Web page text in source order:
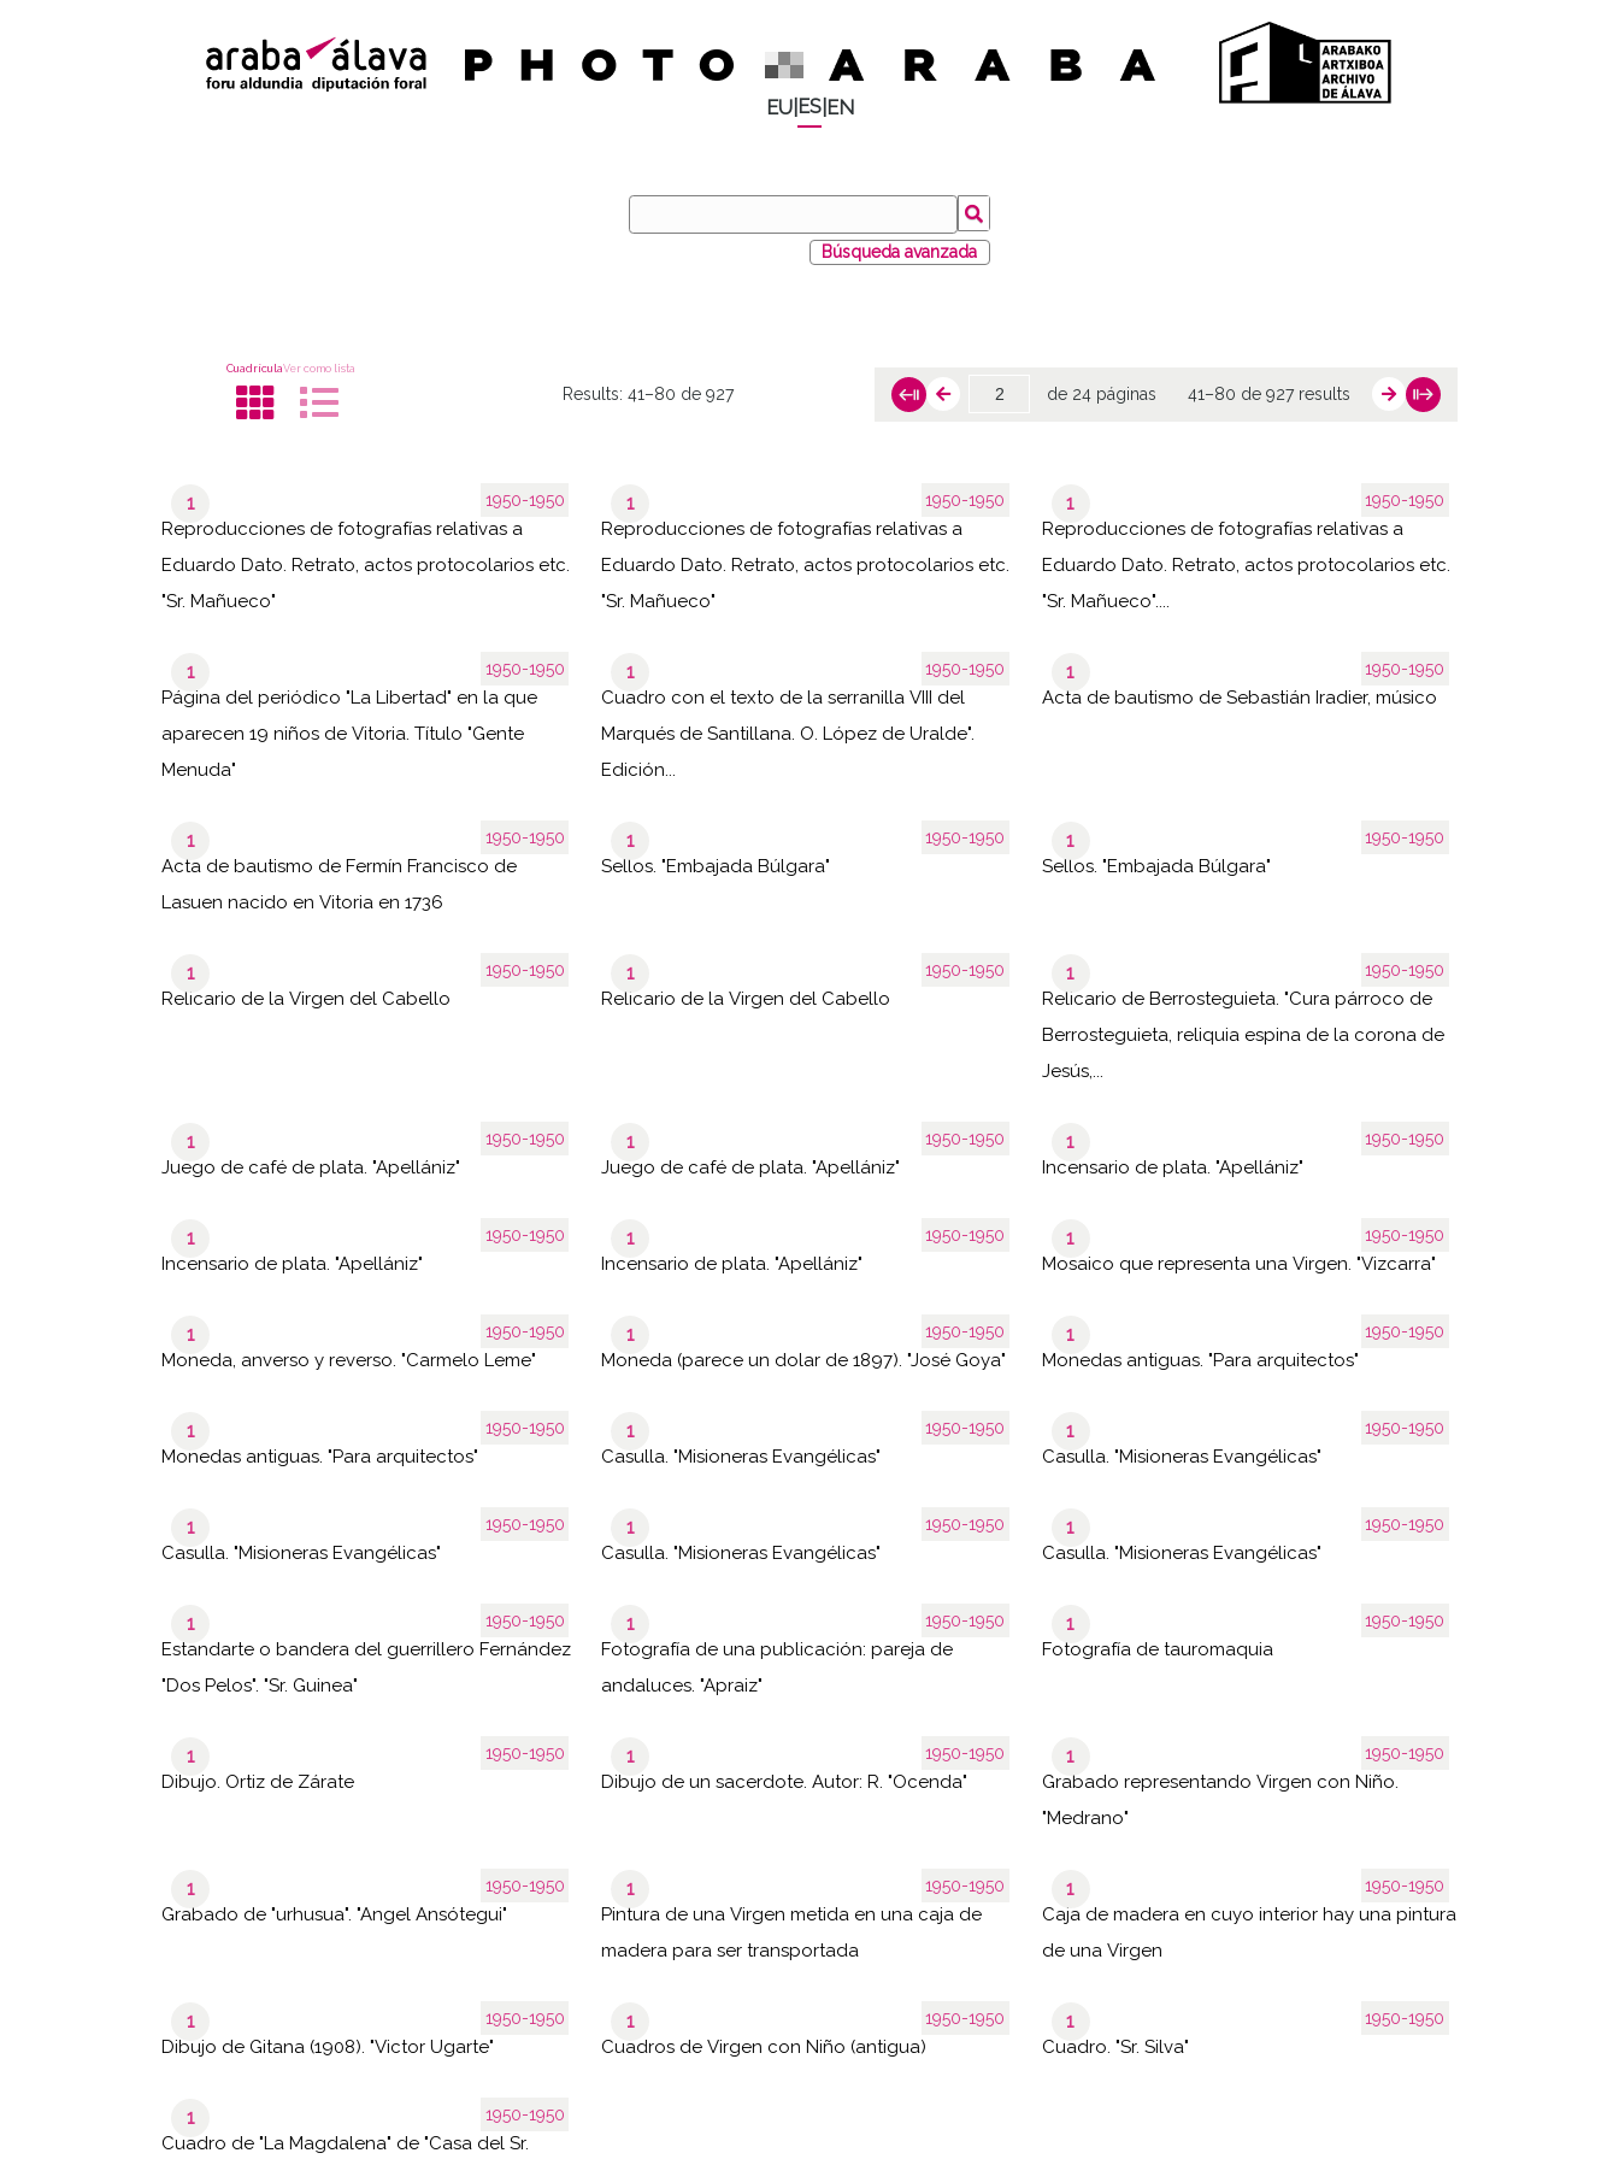
EU| ES| EN
Búsqueda avanzada
CuadrículaVer como lista
Results: 41–80 de 927 de 24 páginas 41–80 de 927 results
1950-1950
1
Reproducciones de fotografías relativas a
Eduardo Dato. Retrato, actos protocolarios etc.
"Sr. Mañueco"
1950-1950
1
Reproducciones de fotografías relativas a
Eduardo Dato. Retrato, actos protocolarios etc.
"Sr. Mañueco"
1950-1950
1
Reproducciones de fotografías relativas a
Eduardo Dato. Retrato, actos protocolarios etc.
"Sr. Mañueco"....
1950-1950
1
Página del periódico "La Libertad" en la que
aparecen 19 niños de Vitoria. Título "Gente
Menuda"
1950-1950
1
Cuadro con el texto de la serranilla VIII del
Marqués de Santillana. O. López de Uralde".
Edición...
1950-1950
1
Acta de bautismo de Sebastián Iradier, músico
1950-1950
1
Acta de bautismo de Fermín Francisco de
Lasuen nacido en Vitoria en 1736
1950-1950
1
Sellos. "Embajada Búlgara"
1950-1950
1
Sellos. "Embajada Búlgara"
1950-1950
1
Relicario de la Virgen del Cabello
1950-1950
1
Relicario de la Virgen del Cabello
1950-1950
1
Relicario de Berrosteguieta. "Cura párroco de
Berrosteguieta, reliquia espina de la corona de
Jesús,...
1950-1950
1
Juego de café de plata. "Apellániz"
1950-1950
1
Juego de café de plata. "Apellániz"
1950-1950
1
Incensario de plata. "Apellániz"
1950-1950
1
Incensario de plata. "Apellániz"
1950-1950
1
Incensario de plata. "Apellániz"
1950-1950
1
Mosaico que representa una Virgen. "Vizcarra"
1950-1950
1
Moneda, anverso y reverso. "Carmelo Leme"
1950-1950
1
Moneda (parece un dolar de 1897). "José Goya"
1950-1950
1
Monedas antiguas. "Para arquitectos"
1950-1950
1
Monedas antiguas. "Para arquitectos"
1950-1950
1
Casulla. "Misioneras Evangélicas"
1950-1950
1
Casulla. "Misioneras Evangélicas"
1950-1950
1
Casulla. "Misioneras Evangélicas"
1950-1950
1
Casulla. "Misioneras Evangélicas"
1950-1950
1
Casulla. "Misioneras Evangélicas"
1950-1950
1
Estandarte o bandera del guerrillero Fernández
"Dos Pelos". "Sr. Guinea"
1950-1950
1
Fotografía de una publicación: pareja de
andaluces. "Apraiz"
1950-1950
1
Fotografía de tauromaquia
1950-1950
1
Dibujo. Ortiz de Zárate
1950-1950
1
Dibujo de un sacerdote. Autor: R. "Ocenda"
1950-1950
1
Grabado representando Virgen con Niño.
"Medrano"
1950-1950
1
Grabado de "urhusua". "Angel Ansótegui"
1950-1950
1
Pintura de una Virgen metida en una caja de
madera para ser transportada
1950-1950
1
Caja de madera en cuyo interior hay una pintura
de una Virgen
1950-1950
1
Dibujo de Gitana (1908). "Victor Ugarte"
1950-1950
1
Cuadros de Virgen con Niño (antigua)
1950-1950
1
Cuadro. "Sr. Silva"
1950-1950
1
Cuadro de "La Magdalena" de "Casa del Sr.